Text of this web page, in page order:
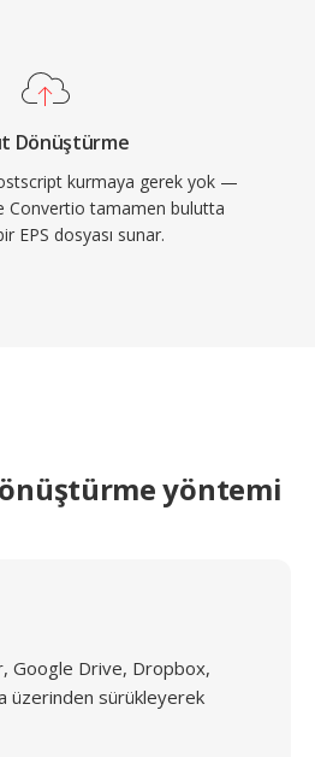
Dönüştürme
kurmaya gerek yok —
Convertio tamamen bulutta
EPS dosyası sunar.
yöntemi
Google Drive, Dropbox,
üzerinden sürükleyerek